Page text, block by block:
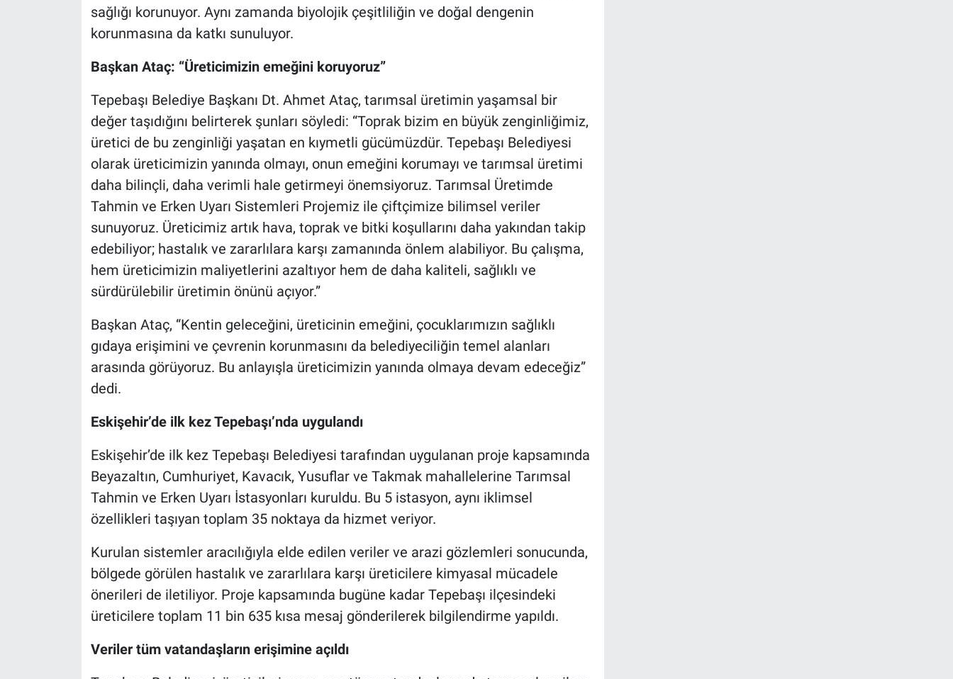
sağlığı korunuyor. Aynı zamanda biyolojik çeşitliliğin ve doğal dengenin
korunmasına da katkı sunuluyor.
Başkan Ataç: “Üreticimizin emeğini koruyoruz”
Tepebaşı Belediye Başkanı Dt. Ahmet Ataç, tarımsal üretimin yaşamsal bir
değer taşıdığını belirterek şunları söyledi: “Toprak bizim en büyük zenginliğimiz,
üretici de bu zenginliği yaşatan en kıymetli gücümüzdür. Tepebaşı Belediyesi
olarak üreticimizin yanında olmayı, onun emeğini korumayı ve tarımsal üretimi
daha bilinçli, daha verimli hale getirmeyi önemsiyoruz. Tarımsal Üretimde
Tahmin ve Erken Uyarı Sistemleri Projemiz ile çiftçimize bilimsel veriler
sunuyoruz. Üreticimiz artık hava, toprak ve bitki koşullarını daha yakından takip
edebiliyor; hastalık ve zararlılara karşı zamanında önlem alabiliyor. Bu çalışma,
hem üreticimizin maliyetlerini azaltıyor hem de daha kaliteli, sağlıklı ve
sürdürülebilir üretimin önünü açıyor.”
Başkan Ataç, “Kentin geleceğini, üreticinin emeğini, çocuklarımızın sağlıklı
gıdaya erişimini ve çevrenin korunmasını da belediyeciliğin temel alanları
arasında görüyoruz. Bu anlayışla üreticimizin yanında olmaya devam edeceğiz”
dedi.
Eskişehir’de ilk kez Tepebaşı’nda uygulandı
Eskişehir’de ilk kez Tepebaşı Belediyesi tarafından uygulanan proje kapsamında
Beyazaltın, Cumhuriyet, Kavacık, Yusuflar ve Takmak mahallelerine Tarımsal
Tahmin ve Erken Uyarı İstasyonları kuruldu. Bu 5 istasyon, aynı iklimsel
özellikleri taşıyan toplam 35 noktaya da hizmet veriyor.
Kurulan sistemler aracılığıyla elde edilen veriler ve arazi gözlemleri sonucunda,
bölgede görülen hastalık ve zararlılara karşı üreticilere kimyasal mücadele
önerileri de iletiliyor. Proje kapsamında bugüne kadar Tepebaşı ilçesindeki
üreticilere toplam 11 bin 635 kısa mesaj gönderilerek bilgilendirme yapıldı.
Veriler tüm vatandaşların erişimine açıldı